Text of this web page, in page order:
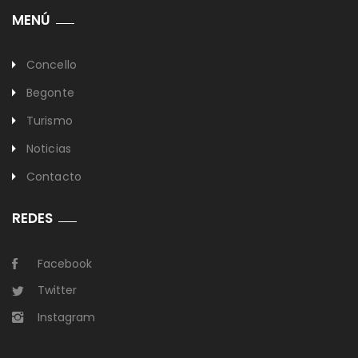
MENÚ
Concello
Begonte
Turismo
Noticias
Contacto
REDES
Facebook
Twitter
Instagram